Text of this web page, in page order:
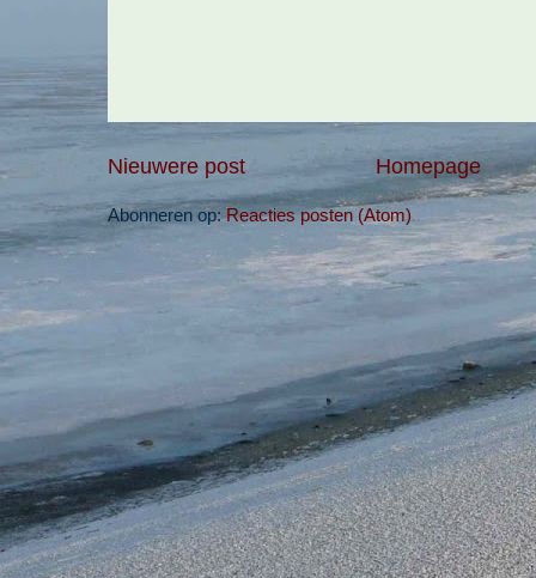
Nieuwere post Homepage
Abonneren op:Reacties posten (Atom)